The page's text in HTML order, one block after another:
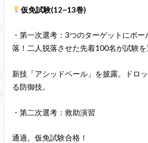
仮免試験(12~13巻)
・第一次選考：3つのターゲットにボ
落！二人脱落させた先着100名が試験を
新技「アシッドベール」を披露。ドロ
る防御技。
・第二次選考：救助演習
通過。仮免試験合格！